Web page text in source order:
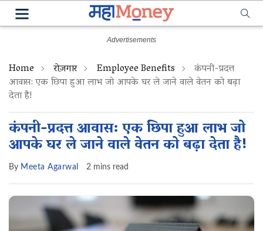
Home रोज़गार Employee Benefits कंपनी-प्रदत्त
आवास: एक छिपा हुआ लाभ जो आपके घर ले जाने वाले वेतन को बढ़ा
देता है!
कंपनी-प्रदत्त आवास: एक छिपा हुआ लाभ जो
आपके घर ले जाने वाले वेतन को बढ़ा देता है!
By Meeta Agarwal 2 mins read